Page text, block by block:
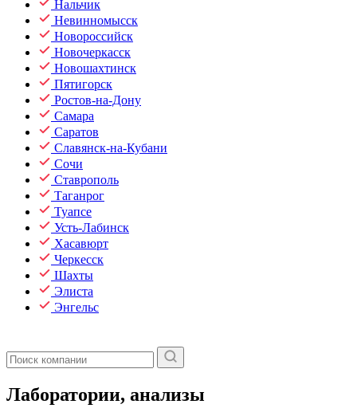
Нальчик
Невинномысск
Новороссийск
Новочеркасск
Новошахтинск
Пятигорск
Ростов-на-Дону
Самара
Саратов
Славянск-на-Кубани
Сочи
Ставрополь
Таганрог
Туапсе
Усть-Лабинск
Хасавюрт
Черкесск
Шахты
Элиста
Энгельс
Лаборатории, анализы